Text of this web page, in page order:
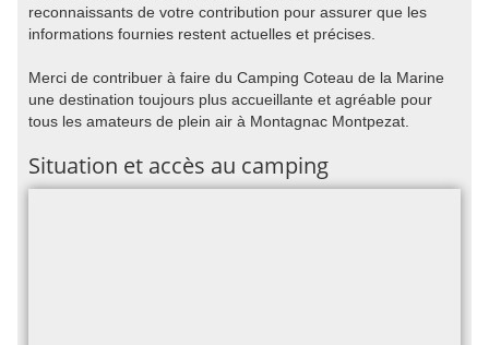
reconnaissants de votre contribution pour assurer que les
informations fournies restent actuelles et précises.
Merci de contribuer à faire du Camping Coteau de la Marine
une destination toujours plus accueillante et agréable pour
tous les amateurs de plein air à Montagnac Montpezat.
Situation et accès au camping